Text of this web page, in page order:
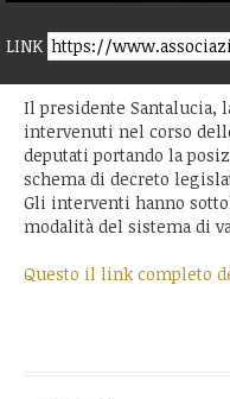
LINK
Il presidente Santalucia,
intervenuti nel corso
deputati portando la
schema di decreto
Gli interventi hanno
modalità del sistema di
Questo il link completo